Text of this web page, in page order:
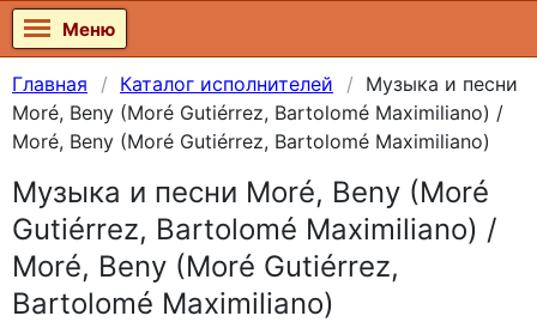
Меню
Главная Каталог исполнителей
Музыка и песни
Moré, Beny (Moré Gutiérrez, Bartolomé Maximiliano) /
Moré, Beny (Moré Gutiérrez, Bartolomé Maximiliano)
Музыка и песни Moré, Beny (Moré
Gutiérrez, Bartolomé Maximiliano) /
Moré, Beny (Moré Gutiérrez,
Bartolomé Maximiliano)